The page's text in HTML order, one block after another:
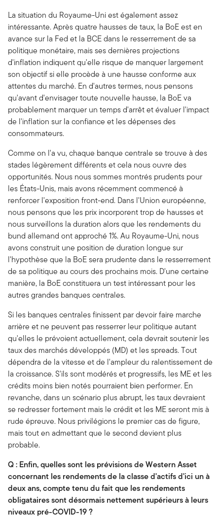
La situation du Royaume-Uni est également assez
intéressante. Après quatre hausses de taux, la BoE est en
avance sur la Fed et la BCE dans le resserrement de sa
politique monétaire, mais ses dernières projections
d'inflation indiquent qu'elle risque de manquer largement
son objectif si elle procède à une hausse conforme aux
attentes du marché. En d'autres termes, nous pensons
qu'avant d'envisager toute nouvelle hausse, la BoE va
probablement marquer un temps d'arrêt et évaluer l'impact
de l'inflation sur la confiance et les dépenses des
consommateurs.
Comme on l'a vu, chaque banque centrale se trouve à des
stades légèrement différents et cela nous ouvre des
opportunités. Nous nous sommes montrés prudents pour
les États-Unis, mais avons récemment commencé à
renforcer l'exposition front-end. Dans l'Union européenne,
nous pensons que les prix incorporent trop de hausses et
nous surveillons la duration alors que les rendements du
bund allemand ont approché 1%. Au Royaume-Uni, nous
avons construit une position de duration longue sur
l'hypothèse que la BoE sera prudente dans le resserrement
de sa politique au cours des prochains mois. D'une certaine
manière, la BoE constituera un test intéressant pour les
autres grandes banques centrales.
Si les banques centrales finissent par devoir faire marche
arrière et ne peuvent pas resserrer leur politique autant
qu'elles le prévoient actuellement, cela devrait soutenir les
taux des marchés développés (MD) et les spreads. Tout
dépendra de la vitesse et de l'ampleur du ralentissement de
la croissance. S'ils sont modérés et progressifs, les ME et les
crédits moins bien notés pourraient bien performer. En
revanche, dans un scénario plus abrupt, les taux devraient
se redresser fortement mais le crédit et les ME seront mis à
rude épreuve. Nous privilégions le premier cas de figure,
mais tout en admettant que le second devient plus
probable.
Q : Enfin, quelles sont les prévisions de Western Asset
concernant les rendements de la classe d'actifs d'ici un à
deux ans, compte tenu du fait que les rendements
obligataires sont désormais nettement supérieurs à leurs
niveaux pré-COVID-19 ?